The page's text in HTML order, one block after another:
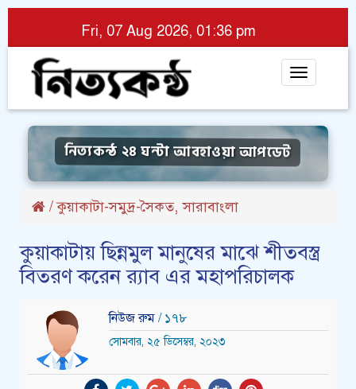
Fri, 07 Aug 2026, 01:36 pm
Toggle
নিত্যকন্ঠ ২৪ ঘন্টা আবহাওয়া আপডেট
/কুয়াকাটা-সমুদ্র-সৈকত,সারাবাংলা
কুয়াকাটায় ছিন্নমুল মানুষের মাঝে শীতবস্ত্র
বিতরণ করেন র‌্যাব এর মহাপরিচালক
নিউজ রুম / ১৭৮
সোমবার, ২৫ ডিসেম্বর, ২০২৩